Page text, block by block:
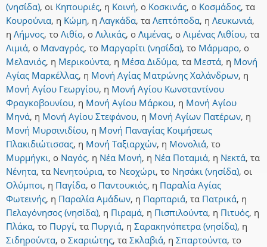
(νησίδα), οι Κηπουριές, η Κοινή, ο Κοσκινάς, ο Κοσμάδος, τα
Κουρούνια, η Κώμη, η Λαγκάδα, τα Λεπτόποδα, η Λευκωνιά,
η Λήμνος, το Λιθίο, ο Λιλικάς, ο Λιμένας, ο Λιμένας Λιθίου, τα
Λιμιά, ο Μαναγρός, το Μαργαρίτι (νησίδα), το Μάρμαρο, ο
Μελανιός, η Μερικούντα, η Μέσα Διδύμα, τα Μεστά, η Μονή
Αγίας Μαρκέλλας, η Μονή Αγίας Ματρώνης Χαλάνδρων, η
Μονή Αγίου Γεωργίου, η Μονή Αγίου Κωνσταντίνου
Φραγκοβουνίου, η Μονή Αγίου Μάρκου, η Μονή Αγίου
Μηνά, η Μονή Αγίου Στεφάνου, η Μονή Αγίων Πατέρων, η
Μονή Μυρσινιδίου, η Μονή Παναγίας Κοιμήσεως
Πλακιδιώτισσας, η Μονή Ταξιαρχών, η Μονολιά, το
Μυρμήγκι, ο Ναγός, η Νέα Μονή, η Νέα Ποταμιά, η Νεκτά, τα
Νένητα, τα Νενητούρια, το Νεοχώρι, το Νησάκι (νησίδα), οι
Ολύμποι, η Παγίδα, ο Παντουκιός, η Παραλία Αγίας
Φωτεινής, η Παραλία Αμάδων, η Παρπαριά, τα Πατρικά, η
Πελαγόνησος (νησίδα), η Πιραμά, η Πισπιλούντα, η Πιτυός, η
Πλάκα, το Πυργί, τα Πυργιά, η Σαρακηνόπετρα (νησίδα), η
Σιδηρούντα, ο Σκαριώτης, τα Σκλαβιά, η Σπαρτούντα, το